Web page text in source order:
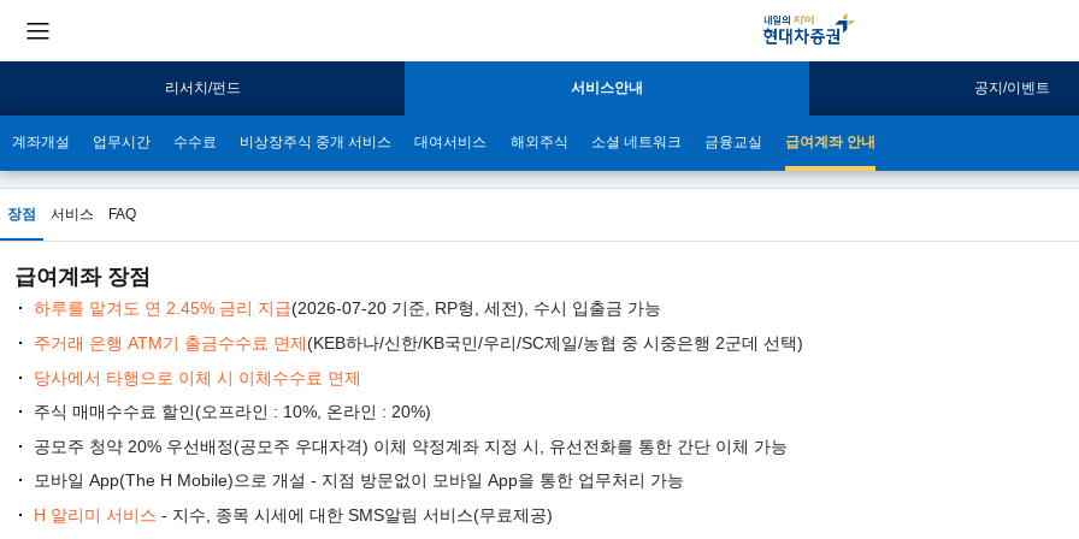
리서치/펀드 서비스안내 공지/이벤트
계좌개설 업무시간 수수료 비상장주식 중개 서비스 대여서비스 해외주식 소셜 네트워크 금융교실 급여계좌 안내
장점 서비스 FAQ
급여계좌 장점
하루를 맡겨도 연 2.45% 금리 지급(2026-07-20 기준, RP형, 세전), 수시 입출금 가능
주거래 은행 ATM기 출금수수료 면제(KEB하나/신한/KB국민/우리/SC제일/농협 중 시중은행 2군데 선택)
당사에서 타행으로 이체 시 이체수수료 면제
주식 매매수수료 할인(오프라인 : 10%, 온라인 : 20%)
공모주 청약 20% 우선배정(공모주 우대자격) 이체 약정계좌 지정 시, 유선전화를 통한 간단 이체 가능
모바일 App(The H Mobile)으로 개설 - 지점 방문없이 모바일 App을 통한 업무처리 가능
H 알리미 서비스 - 지수, 종목 시세에 대한 SMS알림 서비스(무료제공)